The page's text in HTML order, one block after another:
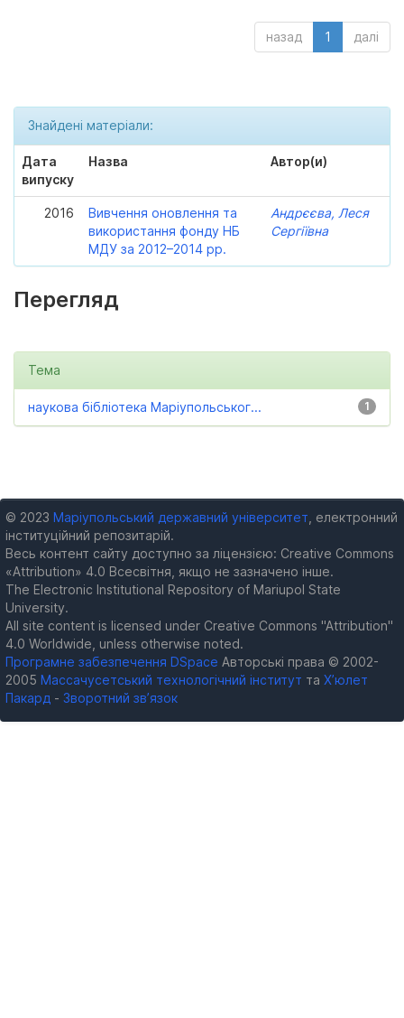
назад 1 далі
Знайдені матеріали:
Дата
випуску
Назва Автор(и)
2016
Вивчення оновлення та
використання фонду НБ
МДУ за 2012–2014 рр.
Андрєєва, Леся
Сергіївна
Перегляд
Тема
1
наукова бібліотека Маріупольськог...
© 2023 Маріупольський державний університет , електронний
інституційний репозитарій.
Весь контент сайту доступно за ліцензією: Creative Commons
«Attribution» 4.0 Всесвітня, якщо не зазначено інше.
The Electronic Institutional Repository of Mariupol State
University.
All site content is licensed under Creative Commons "Attribution"
4.0 Worldwide, unless otherwise noted.
Програмне забезпечення DSpace Авторські права © 2002-
2005 Массачусетський технологічний інститут та Х’юлет
Пакард - Зворотний зв’язок